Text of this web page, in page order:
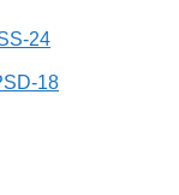
24
18